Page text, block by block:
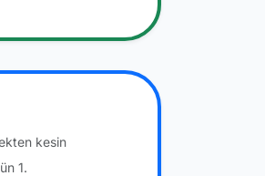
kesin
1.